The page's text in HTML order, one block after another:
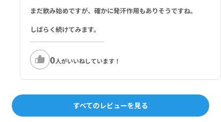
まだ飲み始めですが、確かに発汗作用もありそうですね。
しばらく続けてみます。
0人がいいねしています！
すべてのレビューを見る